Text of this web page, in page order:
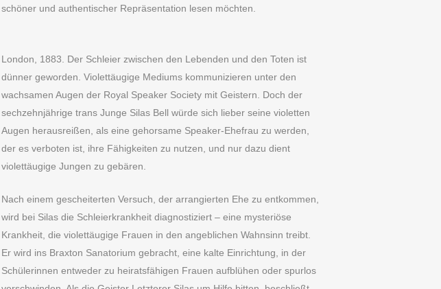
schöner und authentischer Repräsentation lesen möchten.
London, 1883. Der Schleier zwischen den Lebenden und den Toten ist
dünner geworden. Violettäugige Mediums kommunizieren unter den
wachsamen Augen der Royal Speaker Society mit Geistern. Doch der
sechzehnjährige trans Junge Silas Bell würde sich lieber seine violetten
Augen herausreißen, als eine gehorsame Speaker-Ehefrau zu werden,
der es verboten ist, ihre Fähigkeiten zu nutzen, und nur dazu dient
violettäugige Jungen zu gebären.
Nach einem gescheiterten Versuch, der arrangierten Ehe zu entkommen,
wird bei Silas die Schleierkrankheit diagnostiziert – eine mysteriöse
Krankheit, die violettäugige Frauen in den angeblichen Wahnsinn treibt.
Er wird ins Braxton Sanatorium gebracht, eine kalte Einrichtung, in der
Schülerinnen entweder zu heiratsfähigen Frauen aufblühen oder spurlos